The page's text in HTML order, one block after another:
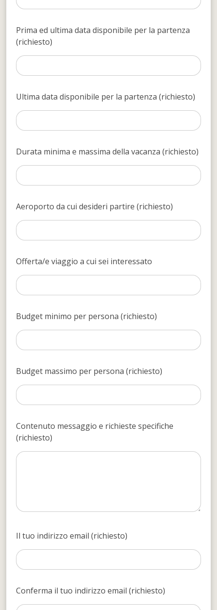
Prima ed ultima data disponibile per la partenza
(richiesto)
Ultima data disponibile per la partenza (richiesto)
Durata minima e massima della vacanza (richiesto)
Aeroporto da cui desideri partire (richiesto)
Offerta/e viaggio a cui sei interessato
Budget minimo per persona (richiesto)
Budget massimo per persona (richiesto)
Contenuto messaggio e richieste specifiche
(richiesto)
Il tuo indirizzo email (richiesto)
Conferma il tuo indirizzo email (richiesto)